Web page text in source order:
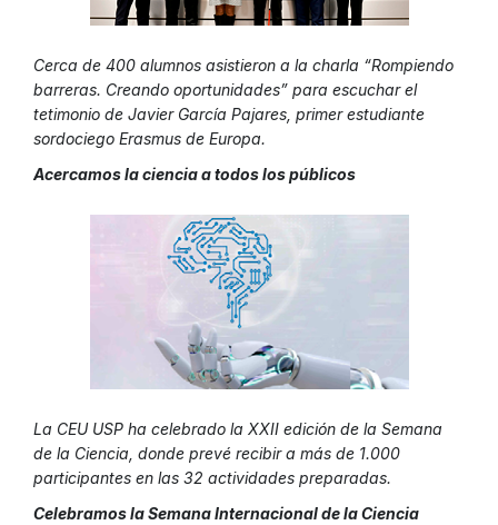
Cerca de 400 alumnos asistieron a la charla “Rompiendo
barreras. Creando oportunidades” para escuchar el
tetimonio de Javier García Pajares, primer estudiante
sordociego Erasmus de Europa.
Acercamos la ciencia a todos los públicos
La CEU USP ha celebrado la XXII edición de la Semana
de la Ciencia, donde prevé recibir a más de 1.000
participantes en las 32 actividades preparadas.
Celebramos la Semana Internacional de la Ciencia